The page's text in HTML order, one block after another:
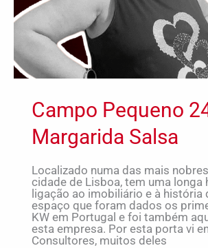
Campo Pequeno
Margarida Salsa
Localizado numa das mais
cidade de Lisboa, tem uma longa
ligação ao imobiliário e à história
espaço que foram dados os
KW em Portugal e foi também
esta empresa. Por esta porta vi
Consultores, muitos deles